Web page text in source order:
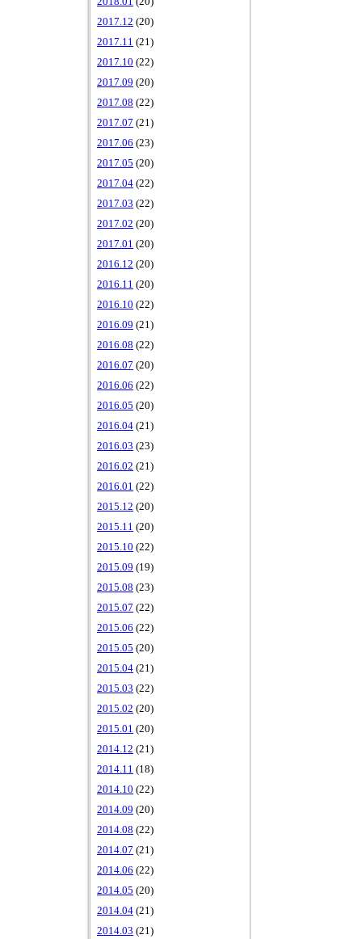
2017.12 (20)
2017.11 (21)
2017.10 (22)
2017.09 (20)
2017.08 (22)
2017.07 (21)
2017.06 (23)
2017.05 (20)
2017.04 (22)
2017.03 (22)
2017.02 (20)
2017.01 (20)
2016.12 (20)
2016.11 (20)
2016.10 (22)
2016.09 (21)
2016.08 (22)
2016.07 (20)
2016.06 (22)
2016.05 (20)
2016.04 (21)
2016.03 (23)
2016.02 (21)
2016.01 (22)
2015.12 (20)
2015.11 (20)
2015.10 (22)
2015.09 (19)
2015.08 (23)
2015.07 (22)
2015.06 (22)
2015.05 (20)
2015.04 (21)
2015.03 (22)
2015.02 (20)
2015.01 (20)
2014.12 (21)
2014.11 (18)
2014.10 (22)
2014.09 (20)
2014.08 (22)
2014.07 (21)
2014.06 (22)
2014.05 (20)
2014.04 (21)
2014.03 (21)